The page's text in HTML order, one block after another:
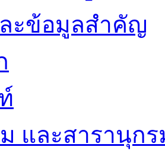
และสารานุกร